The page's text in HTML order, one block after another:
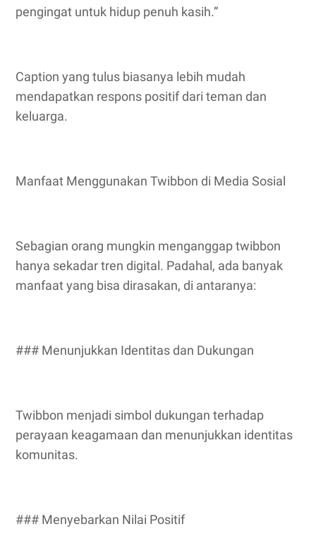
pengingat untuk hidup penuh kasih.”
Caption yang tulus biasanya lebih mudah
mendapatkan respons positif dari teman dan
keluarga.
Manfaat Menggunakan Twibbon di Media Sosial
Sebagian orang mungkin menganggap twibbon
hanya sekadar tren digital. Padahal, ada banyak
manfaat yang bisa dirasakan, di antaranya:
### Menunjukkan Identitas dan Dukungan
Twibbon menjadi simbol dukungan terhadap
perayaan keagamaan dan menunjukkan identitas
komunitas.
### Menyebarkan Nilai Positif